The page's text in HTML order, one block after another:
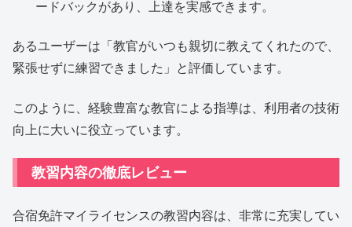
ードバックがあり、上達を実感できます。
あるユーザーは「教官がいつも親切に教えてくれたので、
緊張せずに練習できました」と評価しています。
このように、経験豊富な教官による指導は、利用者の技術
向上に大いに役立っています。
教習内容の徹底レビュー
合宿免許マイライセンスの教習内容は、非常に充実してい